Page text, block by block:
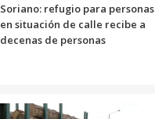
Soriano: refugio para personas
en situación de calle recibe a
decenas de personas